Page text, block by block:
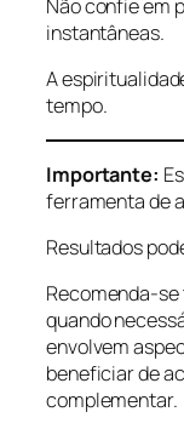
Não confie em
instantâneas.
A
tempo.
Importante:
ferramenta de
Resultados
Recomenda-
quando
envolvem
beneficiar de
complementar.